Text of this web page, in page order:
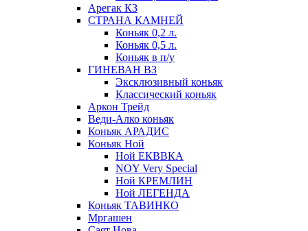
Арегак КЗ
СТРАНА КАМНЕЙ
Коньяк 0,2 л.
Коньяк 0,5 л.
Коньяк в п/у
ГИНЕВАН ВЗ
Эксклюзивный коньяк
Классический коньяк
Аркон Трейд
Веди-Алко коньяк
Коньяк АРАДИС
Коньяк Ной
Ной ЕКВВКА
NOY Very Special
Ной КРЕМЛИН
Ной ЛЕГЕНДА
Коньяк ТАВИНКО
Мргашен